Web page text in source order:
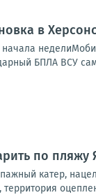
в
начала
БПЛА ВСУ
по пляжу
катер,